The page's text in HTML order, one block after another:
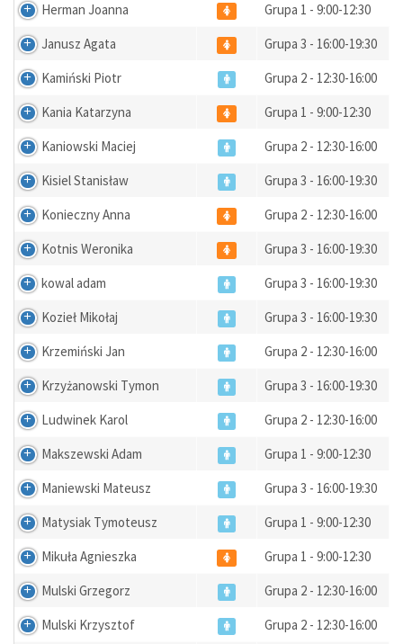
Herman Joanna
Grupa 1 - 9:00-12:30
Janusz Agata
Grupa 3 - 16:00-19:30
Kamiński Piotr
Grupa 2 - 12:30-16:00
Kania Katarzyna
Grupa 1 - 9:00-12:30
Kaniowski Maciej
Grupa 2 - 12:30-16:00
Kisiel Stanisław
Grupa 3 - 16:00-19:30
Konieczny Anna
Grupa 2 - 12:30-16:00
Kotnis Weronika
Grupa 3 - 16:00-19:30
kowal adam
Grupa 3 - 16:00-19:30
Kozieł Mikołaj
Grupa 3 - 16:00-19:30
Krzemiński Jan
Grupa 2 - 12:30-16:00
Krzyżanowski Tymon
Grupa 3 - 16:00-19:30
Ludwinek Karol
Grupa 2 - 12:30-16:00
Makszewski Adam
Grupa 1 - 9:00-12:30
Maniewski Mateusz
Grupa 3 - 16:00-19:30
Matysiak Tymoteusz
Grupa 1 - 9:00-12:30
Mikuła Agnieszka
Grupa 1 - 9:00-12:30
Mulski Grzegorz
Grupa 2 - 12:30-16:00
Mulski Krzysztof
Grupa 2 - 12:30-16:00